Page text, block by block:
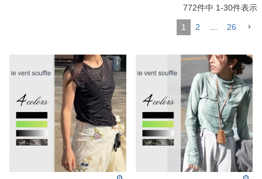
772件中 1-30件表示
1 2 … 26